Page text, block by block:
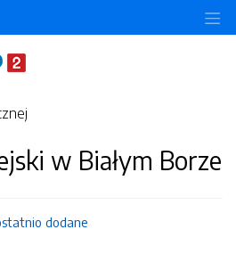
w Białym Borze
dodane